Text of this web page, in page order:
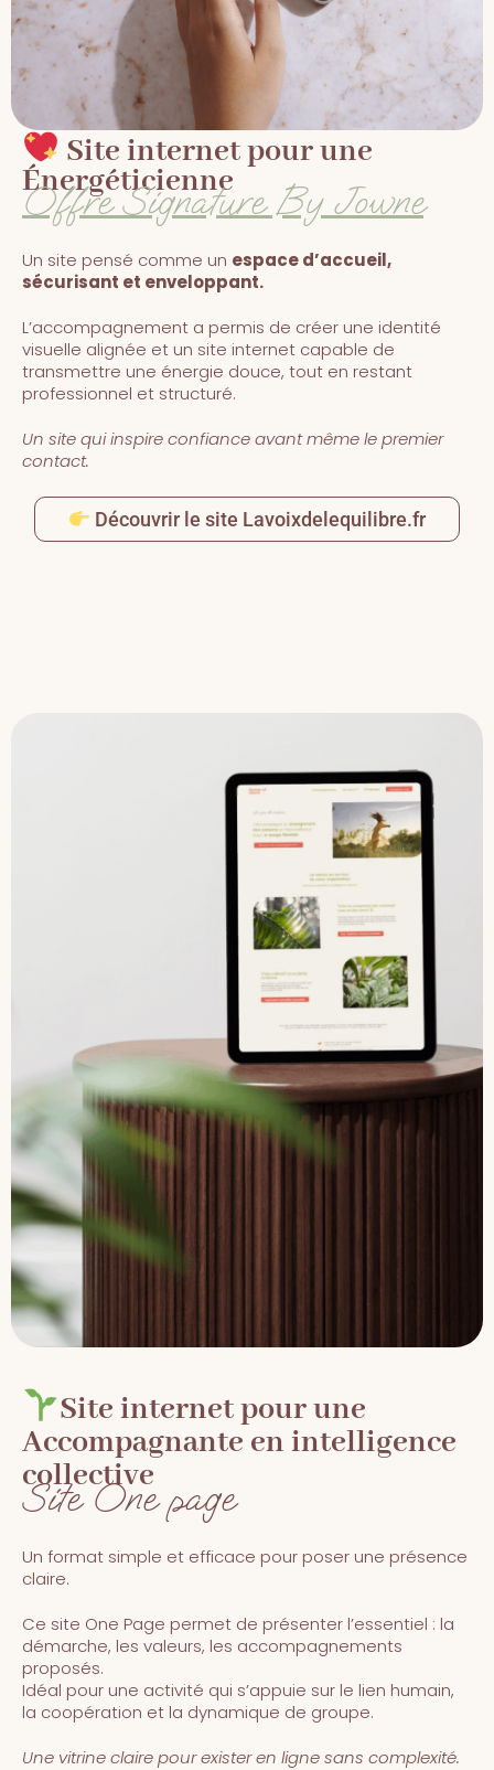
​ Site internet pour une
Énergéticienne
Offre Signature By Jowne
Un site pensé comme un espace d’accueil,
sécurisant et enveloppant.
L’accompagnement a permis de créer une identité
visuelle alignée et un site internet capable de
transmettre une énergie douce, tout en restant
professionnel et structuré.
Un site qui inspire confiance avant même le premier
contact.
Découvrir le site Lavoixdelequilibre.fr
Site internet pour une
Accompagnante en intelligence
collective
Site One page
Un format simple et efficace pour poser une présence
claire.
Ce site One Page permet de présenter l’essentiel : la
démarche, les valeurs, les accompagnements
proposés.
Idéal pour une activité qui s’appuie sur le lien humain,
la coopération et la dynamique de groupe.
Une vitrine claire pour exister en ligne sans complexité.